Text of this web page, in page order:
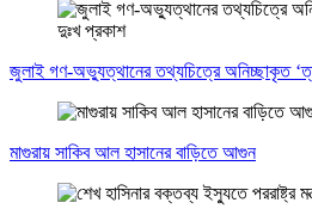
জুলাই গণ-অভ্যুত্থানের তথ্যচিত্রে অনিচ্ছাকৃত
মাগুরায় সাকিব আল হাসানের বাড়িতে আগুন